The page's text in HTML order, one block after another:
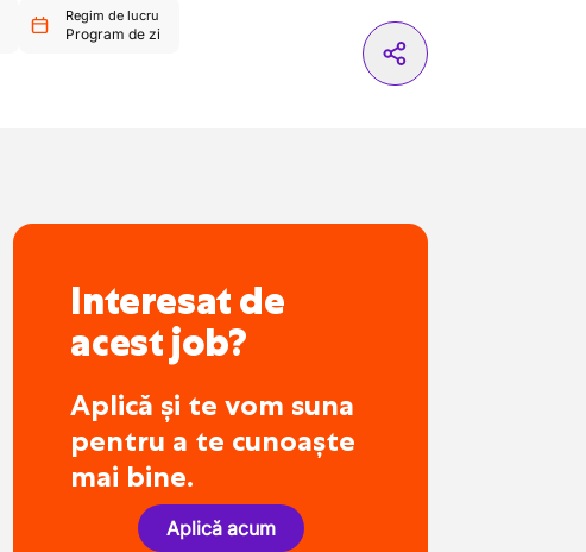
Regim de lucru
Program de zi
Interesat de
acest job?
Aplică și te vom suna
pentru a te cunoaște
mai bine.
Aplică acum